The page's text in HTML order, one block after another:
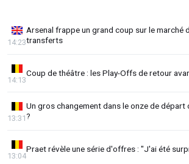
Arsenal frappe un grand coup sur le marché
transferts
14:23
Coup de théâtre : les Play-Offs de retour
14:13
Un gros changement dans le onze de départ
?
13:31
Praet révèle une série d'offres : "J'ai été
13:04